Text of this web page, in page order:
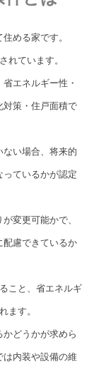
める家です。
れています。
エネルギー性・
対策・住戸面積で
い場合、将来的
ているかが認定
変更可能かで、
配慮できているか
こと、省エネルギ
ます。
どうかが求めら
は内装や設備の維